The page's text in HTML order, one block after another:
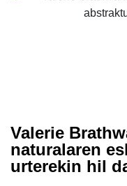
Valerie
naturalaren
urterekin hil